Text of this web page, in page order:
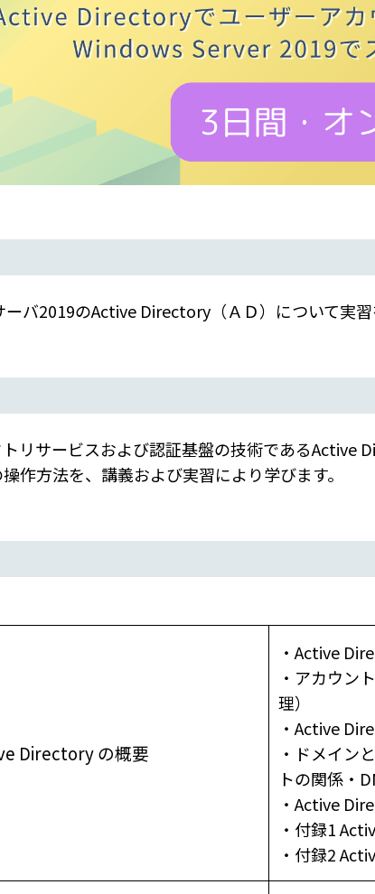
バ2019のActive Directory（ＡＤ）について実習
トリサービスおよび認証基盤の技術であるActive
作方法を、講義および実習により学びます。
Directory の概要
・Active
・アカウン
理）
・Active
・ドメイン
トの関係・
・Active
・付録1
・付録2